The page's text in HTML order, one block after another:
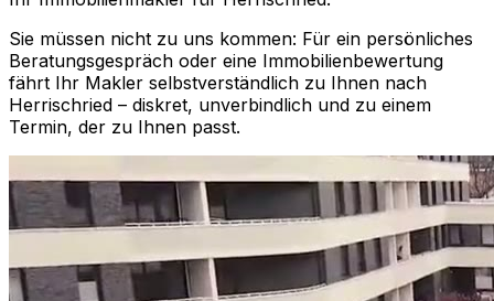
Sie müssen nicht zu uns kommen: Für ein persönliches
Beratungsgespräch oder eine Immobilienbewertung
fährt Ihr Makler selbstverständlich zu Ihnen nach
Herrischried – diskret, unverbindlich und zu einem
Termin, der zu Ihnen passt.